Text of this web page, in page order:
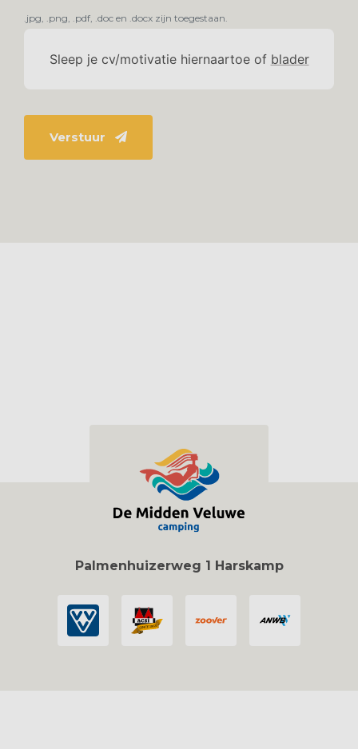
.jpg, .png, .pdf, .doc en .docx zijn toegestaan.
Sleep je cv/motivatie hiernaartoe of blader
Verstuur
Palmenhuizerweg 1 Harskamp